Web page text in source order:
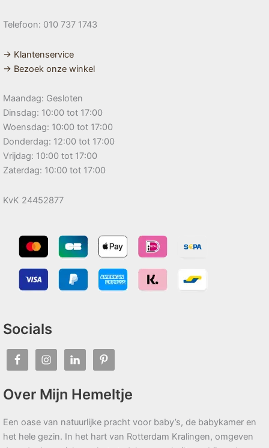
Telefoon: 010 737 1743
→ Klantenservice
→ Bezoek onze winkel
Maandag: Gesloten
Dinsdag: 10:00 tot 17:00
Woensdag: 10:00 tot 17:00
Donderdag: 12:00 tot 17:00
Vrijdag: 10:00 tot 17:00
Zaterdag: 10:00 tot 17:00
KvK 24452877
Socials
Over Mijn Hemeltje
Een oase van natuurlijke pracht voor baby’s, de babykamer en
het hele gezin. In het hart van Rotterdam Kralingen, omgeven